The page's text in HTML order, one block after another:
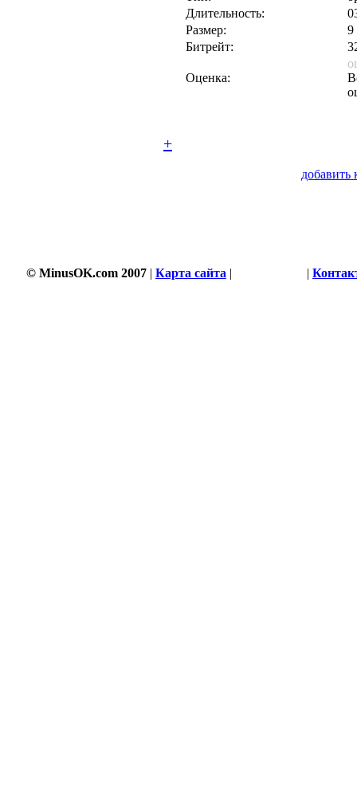
Длительность:
Размер:
9
Битрейт:
Оценка:
+
добавить
© MinusOK.com 2007 | Карта сайта | |